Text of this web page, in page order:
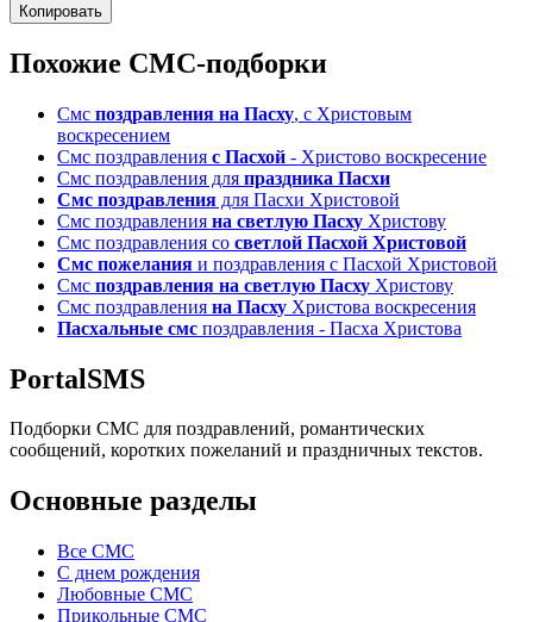
Копировать
Похожие СМС-подборки
Смс поздравления на Пасху, с Христовым
воскресением
Смс поздравления с Пасхой - Христово воскресение
Смс поздравления для праздника Пасхи
Смс поздравления для Пасхи Христовой
Смс поздравления на светлую Пасху Христову
Смс поздравления со светлой Пасхой Христовой
Смс пожелания и поздравления с Пасхой Христовой
Смс поздравления на светлую Пасху Христову
Смс поздравления на Пасху Христова воскресения
Пасхальные смс поздравления - Пасха Христова
PortalSMS
Подборки СМС для поздравлений, романтических
сообщений, коротких пожеланий и праздничных текстов.
Основные разделы
Все СМС
С днем рождения
Любовные СМС
Прикольные СМС